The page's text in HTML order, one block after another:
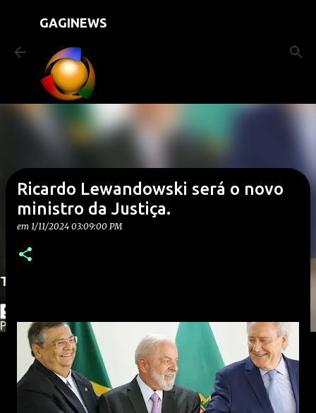
Pular para o conteúdo principal
GAGINEWS
Translate
Powered by Translate
Ricardo Lewandowski será o novo
ministro da Justiça.
em 1/11/2024 03:09:00 PM